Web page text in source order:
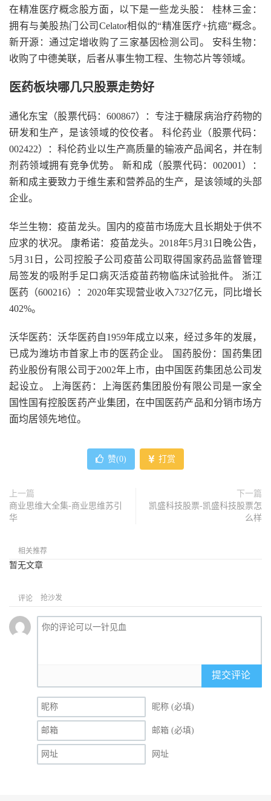
在精准医疗概念股方面，以下是一些龙头股： 桂林三金：
拥有与美股热门公司Celator相似的“精准医疗+抗癌”概念。
新开源：通过定增收购了三家基因检测公司。 安科生物：
收购了中德美联，后者从事生物工程、生物芯片等领域。
医药板块哪几只股票走势好
通化东宝（股票代码：600867）：专注于糖尿病治疗药物的
研发和生产，是该领域的佼佼者。 科伦药业（股票代码：
002422）：科伦药业以生产高质量的输液产品闻名，并在制
剂药领域拥有竞争优势。 新和成（股票代码：002001）：
新和成主要致力于维生素和营养品的生产，是该领域的头部
企业。
华兰生物：疫苗龙头。国内的疫苗市场庞大且长期处于供不
应求的状况。 康希诺：疫苗龙头。2018年5月31日晚公告，
5月31日，公司控股子公司疫苗公司取得国家药品监督管理
局签发的吸附手足口病灭活疫苗药物临床试验批件。 浙江
医药（600216）：2020年实现营业收入7327亿元，同比增长
402%。
沃华医药：沃华医药自1959年成立以来，经过多年的发展，
已成为潍坊市首家上市的医药企业。 国药股份：国药集团
药业股份有限公司于2002年上市，由中国医药集团总公司发
起设立。 上海医药：上海医药集团股份有限公司是一家全
国性国有控股医药产业集团，在中国医药产品和分销市场方
面均居领先地位。
赞(0) 打赏
上一篇
商业思维大全集-商业思维苏引
华
下一篇
凯盛科技股票-凯盛科技股票怎
么样
相关推荐
暂无文章
评论 抢沙发
提交评论
昵称 (必填)
邮箱 (必填)
网址